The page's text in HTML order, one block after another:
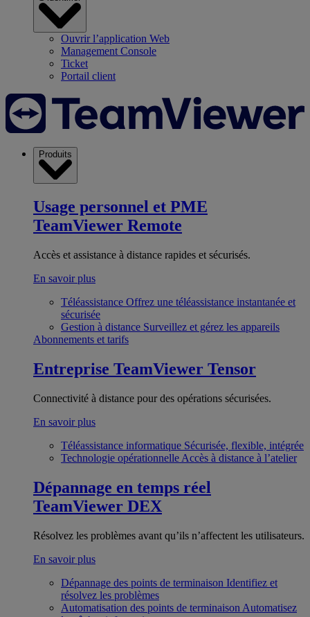
Ouvrir l’application Web
Management Console
Ticket
Portail client
Produits
Usage personnel et PME
TeamViewer Remote
Accès et assistance à distance rapides et sécurisés.
En savoir plus
Téléassistance Offrez une téléassistance instantanée et
sécurisée
Gestion à distance Surveillez et gérez les appareils
Abonnements et tarifs
Entreprise TeamViewer Tensor
Connectivité à distance pour des opérations sécurisées.
En savoir plus
Téléassistance informatique Sécurisée, flexible, intégrée
Technologie opérationnelle Accès à distance à l’atelier
Dépannage en temps réel
TeamViewer DEX
Résolvez les problèmes avant qu’ils n’affectent les utilisateurs.
En savoir plus
Dépannage des points de terminaison Identifiez et
résolvez les problèmes
Automatisation des points de terminaison Automatisez